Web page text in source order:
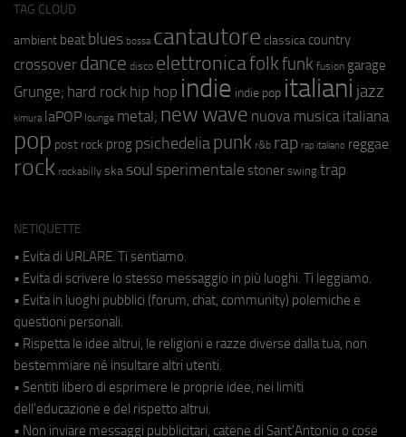
TAG CLOUD
ambient beat blues bossa cantautore classica country
crossover dance disco elettronicafolkfunk fusion garage
Grunge; hard rock hip hop indie indie pop italiani jazz
kimura laPOP lounge metal; new wave nuova musica italiana
pop post rock prog psichedeliapunk r&b rap rap italiano reggae
rock rockabilly ska soul sperimentale stoner swing trap
NETIQUETTE
• Evita di URLARE. Ti sentiamo.
• Evita di scrivere lo stesso messaggio in più luoghi. Ti leggiamo.
• Evita in luoghi pubblici (forum, chat, community) polemiche e
questioni personali.
• Rispetta le idee altrui, le religioni e razze diverse dalla tua, non
bestemmiare né insultare altri utenti.
• Sentiti libero di esprimere le proprie idee, nei limiti
dell'educazione e del rispetto altrui.
• Non inviare messaggi pubblicitari, catene di Sant'Antonio o cose